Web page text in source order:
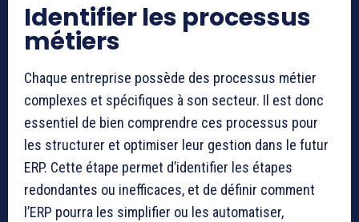
Identifier les processus
métiers
Chaque entreprise possède des processus métier
complexes et spécifiques à son secteur. Il est donc
essentiel de bien comprendre ces processus pour
les structurer et optimiser leur gestion dans le futur
ERP. Cette étape permet d’identifier les étapes
redondantes ou inefficaces, et de définir comment
l’ERP pourra les simplifier ou les automatiser,